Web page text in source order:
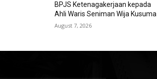
BPJS Ketenagakerjaan kepada
Ahli Waris Seniman Wija Kusuma
August 7, 2026